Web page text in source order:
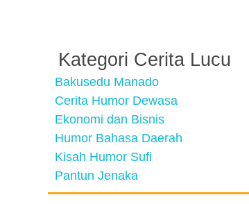
Kategori Cerita Lucu
Bakusedu Manado
Cerita Humor Dewasa
Ekonomi dan Bisnis
Humor Bahasa Daerah
Kisah Humor Sufi
Pantun Jenaka